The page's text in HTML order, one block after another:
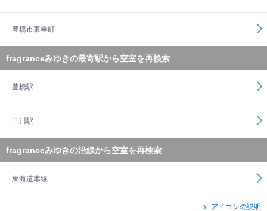
豊橋市東幸町
fragranceみゆきの最寄駅から空室を再検索
豊橋駅
二川駅
fragranceみゆきの沿線から空室を再検索
東海道本線
アイコンの説明